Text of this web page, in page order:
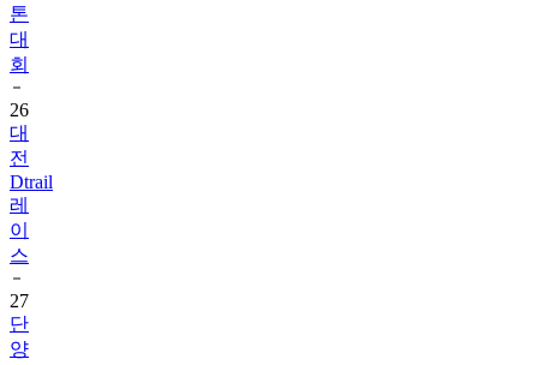
톤
대
회
26
대
전
Dtrail
레
이
스
27
단
양